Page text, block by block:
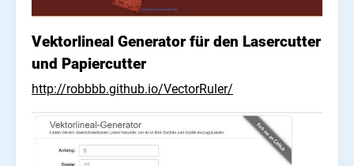
Vektorlineal Generator für den Lasercutter
und Papiercutter
http://robbbb.github.io/VectorRuler/